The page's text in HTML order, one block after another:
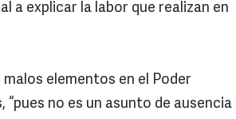
a explicar la labor que realizan en
elementos en el Poder
no es un asunto de ausencia